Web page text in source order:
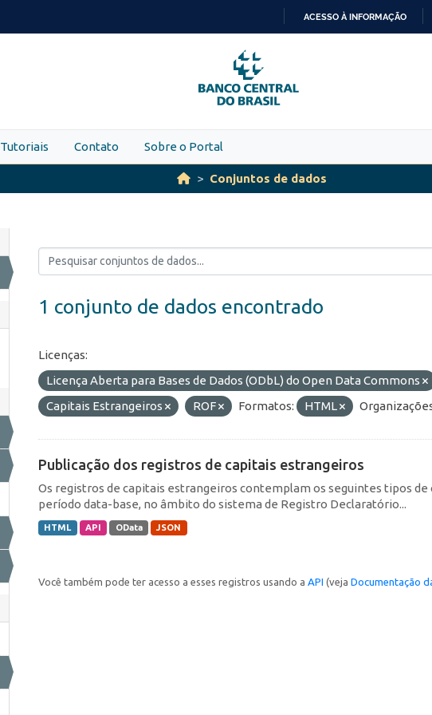
PARA
O
CONTEÚDO
ACESSO À INFORMAÇÃO
Tutoriais Contato Sobre o Portal
Conjuntos de dados
1 conjunto de dados encontrado
Licenças:
Licença Aberta para Bases de Dados (ODbL) do Open Data Commons
Capitais Estrangeiros
ROF Formatos: HTML
Publicação dos registros de capitais estrangeiros
Os registros de capitais estrangeiros contemplam os seguintes tipos de
período data-base, no âmbito do sistema de Registro Declaratório...
HTML API OData JSON
Você também pode ter acesso a esses registros usando a API (veja Documentação